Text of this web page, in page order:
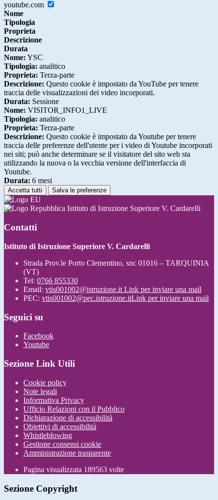
youtube.com
Nome
Tipologia
Proprieta
Descrizione
Durata
Nome: YSC
Tipologia: analitico
Proprieta: Terza-parte
Descrizione: Questo cookie è impostato da YouTube per tenere
traccia delle visualizzazioni dei video incorporati.
Durata: Sessione
Nome: VISITOR_INFO1_LIVE
Tipologia: analitico
Proprieta: Terza-parte
Descrizione: Questo cookie è impostato da Youtube per tenere
traccia delle preferenze dell'utente per i video di Youtube incorporati
nei siti; può anche determinare se il visitatore del sito web sta
utilizzando la nuova o la vecchia versione dell'interfaccia di
Youtube.
Durata: 6 mesi
Accetta tutti Salva le preferenze
Istituto di Istruzione Superiore V. Cardarelli
Contatti
Istituto di Istruzione Superiore V. Cardarelli
Strada Prov.le Porto Clementino, snc 01016 – TARQUINIA
(VT)
Tel: 0766 855330
Email: vtis001002@istruzione.it Link per inviare una mail
PEC: vtis001002@pec.istruzione.itLink per inviare una mail
Seguici su
Facebook
Youtube
Sezione Link Utili
Cookie policy
Note legali
Informativa Privacy
Ufficio Relazioni con il Pubblico
Dichiarazione di accessibilità
Obiettivi di accessibilità
Whistleblowing
Gestione consensi cookie
Amministrazione trasparente
Pagina visualizzata 189563 volte
Sezione Copyright